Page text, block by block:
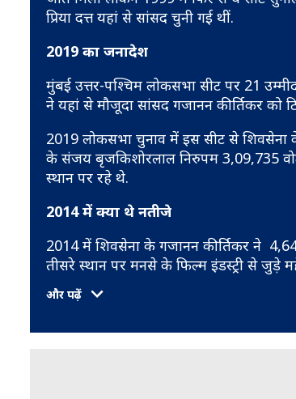
प्रिया दत्त यहां से सांसद चुनी गई थीं.
2019 का जनादेश
मुंबई उत्तर-पश्चिम लोकसभा सीट पर 21
ने यहां से मौजूदा सांसद गजानन कीर्तिकर
2019 लोकसभा चुनाव में इस सीट से शिवसेना
के संजय बृजकिशोरलाल निरुपम 3,09,735
स्थान पर रहे थे.
2014 में क्या थे नतीजे
2014 में शिवसेना के गजानन कीर्तिकर ने
तीसरे स्थान पर मनसे के फिल्म इंडस्ट्री से जुड़े
और पढ़ें